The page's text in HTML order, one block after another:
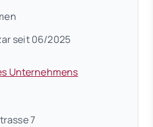
seit 06/2025
Unternehmens
7